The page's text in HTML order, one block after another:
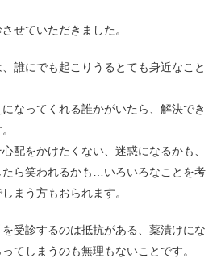
せていただきました。
誰にでも起こりうるとても身近なこと
なってくれる誰かがいたら、解決でき
配をかけたくない、迷惑になるかも、
たら笑われるかも…いろいろなことを考
まう方もおられます。
受診するのは抵抗がある、薬漬けにな
てしまうのも無理もないことです。